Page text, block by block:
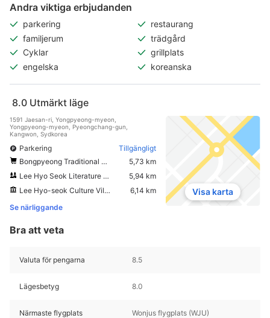
Andra viktiga erbjudanden
parkering
restaurang
familjerum
trädgård
Cyklar
grillplats
engelska
koreanska
8.0 Utmärkt läge
1591 Jaesan-ri, Yongpyeong-myeon,
Yongpyeong-myeon, Pyeongchang-gun,
Kangwon, Sydkorea
Parkering
Tillgängligt
Bongpyeong Traditional Market
5,73 km
Lee Hyo Seok Literature Forest
5,94 km
Lee Hyo-seok Culture Village
6,14 km
Se närliggande
Visa karta
Bra att veta
Valuta för pengarna 8.5
Lägesbetyg 8.0
Närmaste flygplats Wonjus flygplats (WJU)